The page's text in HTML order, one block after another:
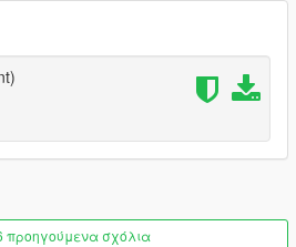
προηγούμενα σχόλια